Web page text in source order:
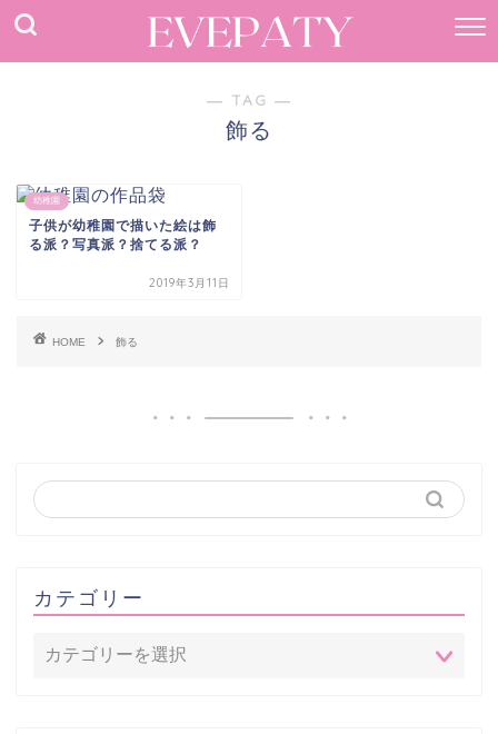
― TAG ―
飾る
幼稚園
子供が幼稚園で描いた絵は飾
る派？写真派？捨てる派？
2019年3月11日
HOME 飾る
カテゴリー